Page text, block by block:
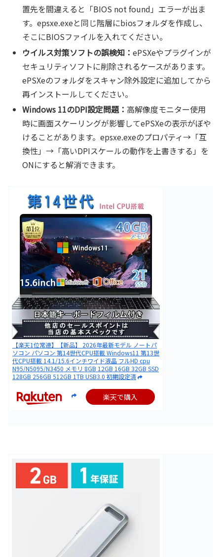
置先を間違えると「BIOS not found」エラーが出ま
す。epsxe.exeと同じ階層にbiosフォルダを作成し、
そこにBIOSファイルを入れてください。
ウイルス対策ソフトの誤検知：ePSXeやプラグインが
セキュリティソフトに削除されるケースがあります。
ePSXeのフォルダをスキャン除外設定に追加してから
再インストールしてください。
Windows 11のDPI設定問題：高解像度モニター使用
時に画面スケーリングが影響してePSXeの表示がぼや
けることがあります。epsxe.exeのプロパティ→「互
換性」→「高いDPIスケールの動作を上書きする」を
ONにすると解消できます。
【楽天1位常連】【新品】 2026年最新モデル ノートパ
ソコン パソコン 第14世代CPU搭載 Windows11 第13世
代CPU搭載 14.1/15.6インチワイド液晶 フルHD cpu
N95/N5095/N3450 メモリ 8GB 12GB 16GB 32GB SSD
128GB 256GB 512GB 1TB USB3.0 初期設定済
楽天で購入